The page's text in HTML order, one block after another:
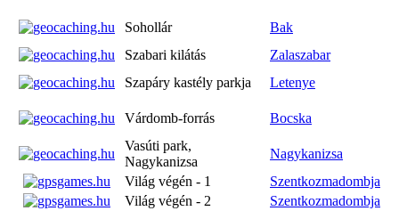
Sohollár
Bak
Szabari kilátás
Zalaszabar
Szapáry kastély parkja
Letenye
Várdomb-forrás
Bocska
Vasúti park,
Nagykanizsa
Nagykanizsa
Világ végén - 1
Szentkozmadombja
Világ végén - 2
Szentkozmadombja